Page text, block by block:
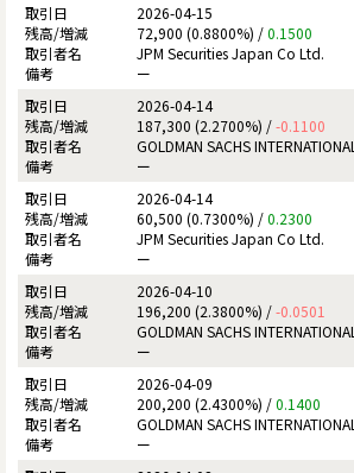
2026-04-15
72,900 (0.8800%) /0.1500
JPM Securities Japan Co Ltd.
ー
2026-04-14
187,300 (2.2700%) /-0.1100
GOLDMAN SACHS INTERNATIONAL
ー
2026-04-14
60,500 (0.7300%) /0.2300
JPM Securities Japan Co Ltd.
ー
2026-04-10
196,200 (2.3800%) /-0.0501
GOLDMAN SACHS INTERNATIONAL
ー
2026-04-09
200,200 (2.4300%) /0.1400
GOLDMAN SACHS INTERNATIONAL
ー